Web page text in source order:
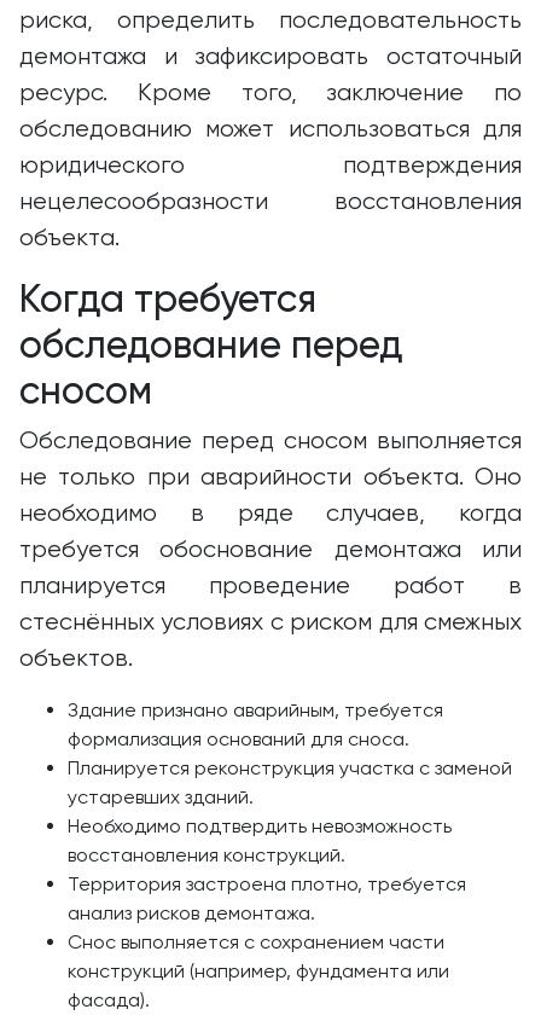
риска, определить последовательность
демонтажа и зафиксировать остаточный
ресурс. Кроме того, заключение по
обследованию может использоваться для
юридического подтверждения
нецелесообразности восстановления
объекта.
Когда требуется
обследование перед
сносом
Обследование перед сносом выполняется
не только при аварийности объекта. Оно
необходимо в ряде случаев, когда
требуется обоснование демонтажа или
планируется проведение работ в
стеснённых условиях с риском для смежных
объектов.
Здание признано аварийным, требуется
формализация оснований для сноса.
Планируется реконструкция участка с заменой
устаревших зданий.
Необходимо подтвердить невозможность
восстановления конструкций.
Территория застроена плотно, требуется
анализ рисков демонтажа.
Снос выполняется с сохранением части
конструкций (например, фундамента или
фасада).